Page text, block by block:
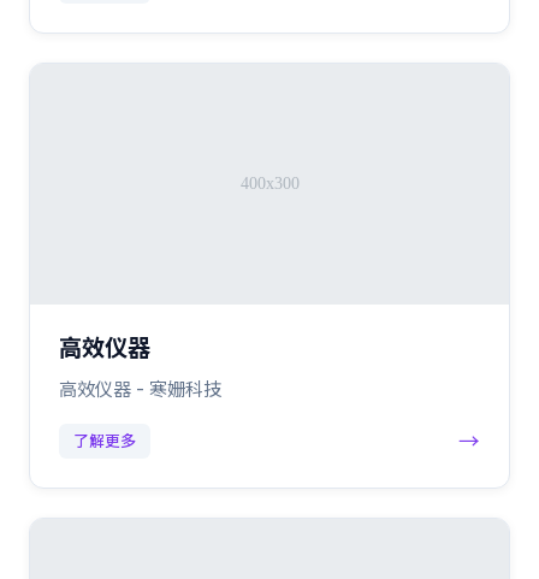
高效仪器
高效仪器 - 寒姗科技
了解更多 →